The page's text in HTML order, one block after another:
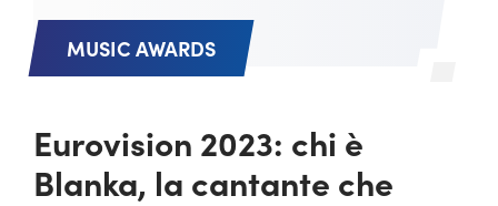
MUSIC AWARDS
Eurovision 2023: chi è
Blanka, la cantante che